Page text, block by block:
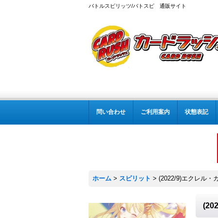
バトルスピリッツ/バトスピ 通販サイト
問い合わせ ご利用案内 状態表記
ホーム > スピリット > (2022/9)エクレル・